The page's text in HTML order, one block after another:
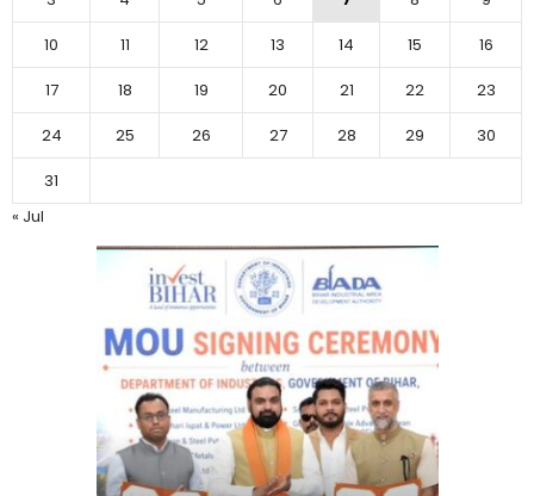
10
11 12 13 14 15
16
17
18 19 20 21 22
23
24
25 26 27 28 29
30
31
« Jul